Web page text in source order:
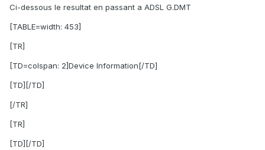
Ci-dessous le resultat en passant a ADSL G.DMT
[TABLE=width: 453]
[TR]
[TD=colspan: 2]Device Information[/TD]
[TD][/TD]
[/TR]
[TR]
[TD][/TD]